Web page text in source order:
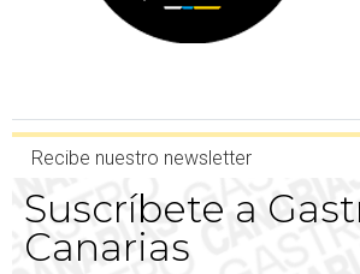
Recibe nuestro newsletter
Suscríbete a
Canarias